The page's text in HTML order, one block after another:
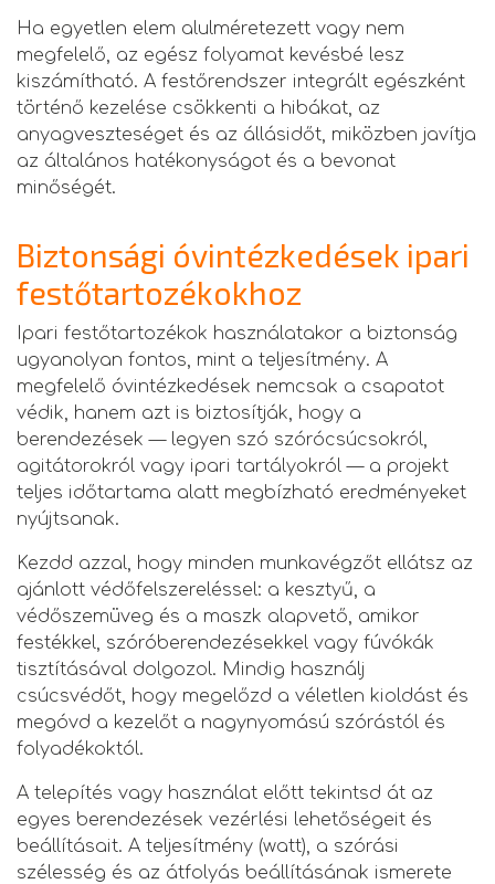
Ha egyetlen elem alulméretezett vagy nem
megfelelő, az egész folyamat kevésbé lesz
kiszámítható. A festőrendszer integrált egészként
történő kezelése csökkenti a hibákat, az
anyagveszteséget és az állásidőt, miközben javítja
az általános hatékonyságot és a bevonat
minőségét.
Biztonsági óvintézkedések ipari
festőtartozékokhoz
Ipari festőtartozékok használatakor a biztonság
ugyanolyan fontos, mint a teljesítmény. A
megfelelő óvintézkedések nemcsak a csapatot
védik, hanem azt is biztosítják, hogy a
berendezések — legyen szó szórócsúcsokról,
agitátorokról vagy ipari tartályokról — a projekt
teljes időtartama alatt megbízható eredményeket
nyújtsanak.
Kezdd azzal, hogy minden munkavégzőt ellátsz az
ajánlott védőfelszereléssel: a kesztyű, a
védőszemüveg és a maszk alapvető, amikor
festékkel, szóróberendezésekkel vagy fúvókák
tisztításával dolgozol. Mindig használj
csúcsvédőt, hogy megelőzd a véletlen kioldást és
megóvd a kezelőt a nagynyomású szórástól és
folyadékoktól.
A telepítés vagy használat előtt tekintsd át az
egyes berendezések vezérlési lehetőségeit és
beállításait. A teljesítmény (watt), a szórási
szélesség és az átfolyás beállításának ismerete